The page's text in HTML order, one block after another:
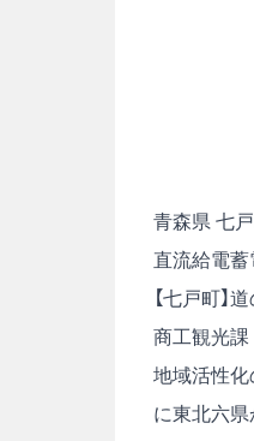
青森県 七
直流給電
【七戸町】
商工観光
地域活性化
に東北六県